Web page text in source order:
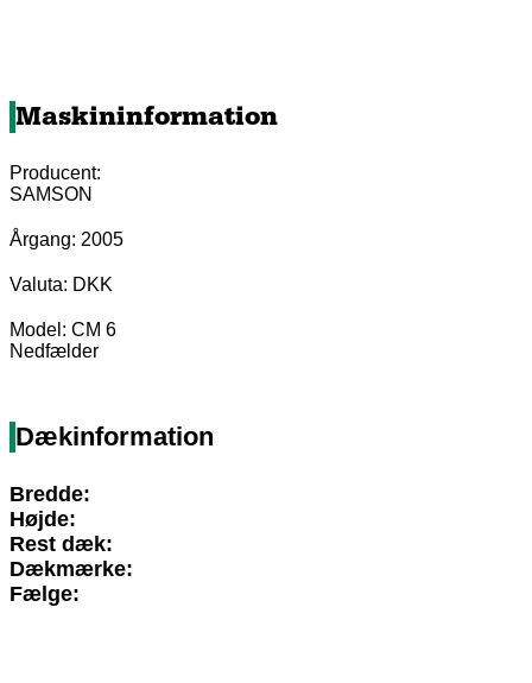
Maskininformation
Producent:
SAMSON
Årgang: 2005
Valuta: DKK
Model: CM 6
Nedfælder
Dækinformation
Bredde:
Højde:
Rest dæk:
Dækmærke:
Fælge: